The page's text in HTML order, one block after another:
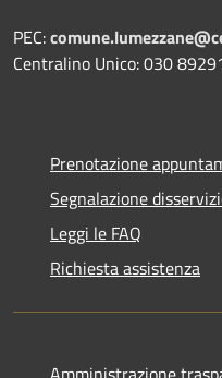
PEC:
Centralino Unico: 030
Prenotazione
Segnalazione
Leggi le FAQ
Richiesta assistenza